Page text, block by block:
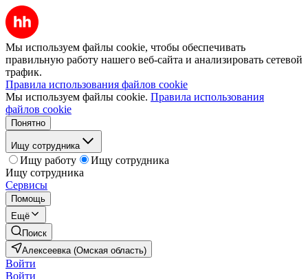
Мы используем файлы cookie, чтобы обеспечивать
правильную работу нашего веб-сайта и анализировать сетевой
трафик.
Правила использования файлов cookie
Мы используем файлы cookie. Правила использования
файлов cookie
Понятно
Ищу сотрудника
Ищу работу
Ищу сотрудника
Ищу сотрудника
Сервисы
Помощь
Ещё
Поиск
Алексеевка (Омская область)
Войти
Войти